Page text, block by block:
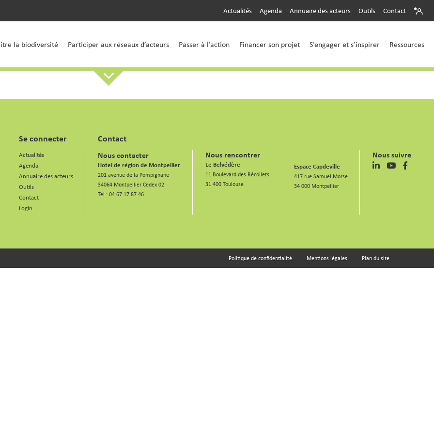
Actualités Agenda Annuaire des acteurs Outils Contact
la biodiversité Participer aux réseaux d’acteurs Passer à l’action Financer son projet S’engager et s’inspirer Ressources
Se connecter
Actualités
Agenda
Annuaire des acteurs
Outils
Contact
Login
Contact
Nous contacter
Hotel de région de Montpellier
201 avenue de la Pompignane
34064 Montpellier Cedex 02
Tel :04 67 17 87 46
Nous rencontrer
Le Belvédère
11 Boulevard des Récollets
31 400 Toulouse
Espace Capdeville
417 rue Samuel Morse
34 000 Montpellier
Nous suivre
Politique de confidentialité Mentions légales Plan du site